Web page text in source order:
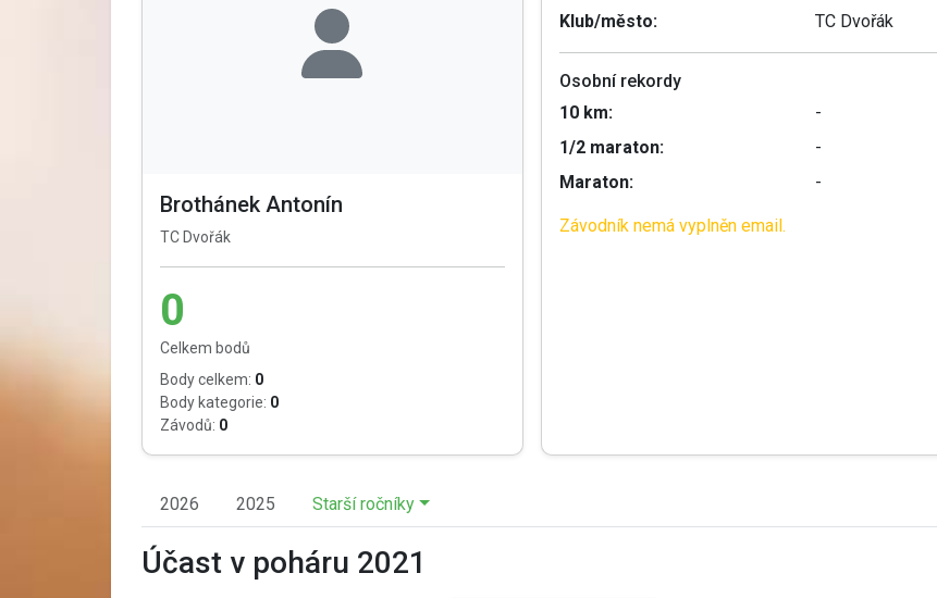
Brothánek Antonín
TC Dvořák
0
Celkem bodů
Body celkem: 0
Body kategorie: 0
Závodů: 0
Klub/město:
TC Dvořák
Osobní rekordy
10 km:
-
1/2 maraton:
-
Maraton:
-
Závodník nemá vyplněn email.
2026 2025 Starší ročníky
Účast v poháru 2021